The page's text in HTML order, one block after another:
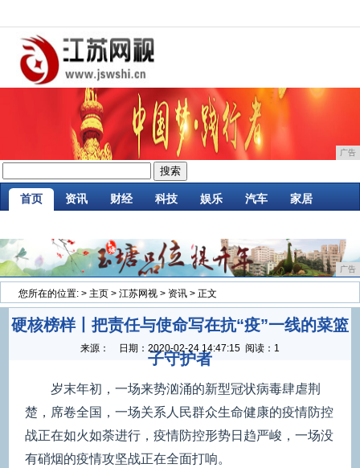
广告
首页 资讯 财经 科技 娱乐 汽车 家居
广告
您所在的位置: > 主页 > 江苏网视 > 资讯 > 正文
硬核榜样丨把责任与使命写在抗“疫”一线的菜篮
子守护者
来源： 日期： 2020-02-24 14:47:15 阅读：1
岁末年初，一场来势汹涌的新型冠状病毒肆虐荆
楚，席卷全国，一场关系人民群众生命健康的疫情防控
战正在如火如荼进行，疫情防控形势日趋严峻，一场没
有硝烟的疫情攻坚战正在全面打响。